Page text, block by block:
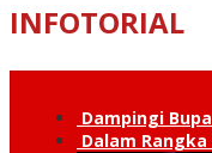
INFOTORIAL
Dampingi
Dalam Rangka